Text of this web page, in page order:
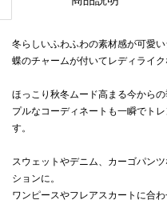
冬らしいふわふわの素材感が可愛い
蝶のチャームが付いてレディライク
ほっこり秋冬ムード高まる今から
プルなコーディネートも一瞬でト
す。
スウェットやデニム、カーゴパン
ションに。
ワンピースやフレアスカートに合わ